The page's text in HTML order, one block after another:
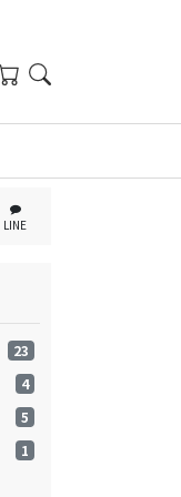
LINE
23
4
5
1